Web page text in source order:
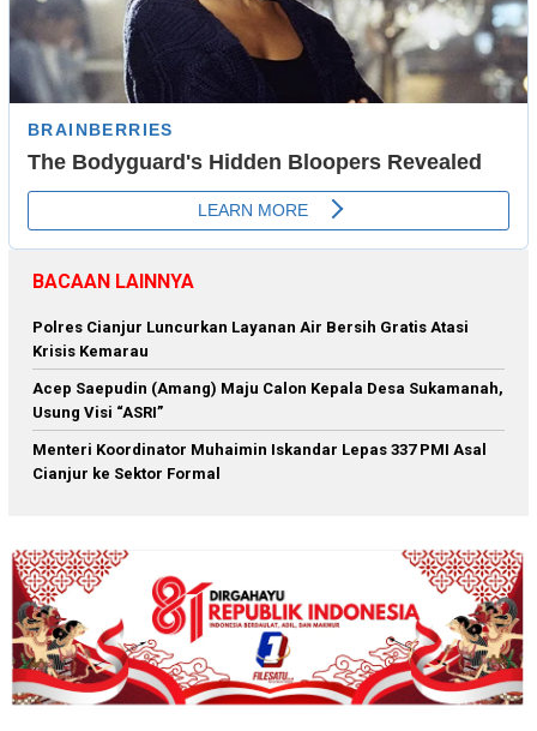
BACAAN LAINNYA
Polres Cianjur Luncurkan Layanan Air Bersih Gratis Atasi
Krisis Kemarau
Acep Saepudin (Amang) Maju Calon Kepala Desa Sukamanah,
Usung Visi “ASRI”
Menteri Koordinator Muhaimin Iskandar Lepas 337 PMI Asal
Cianjur ke Sektor Formal